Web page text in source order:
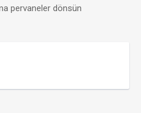
pervaneler dönsün